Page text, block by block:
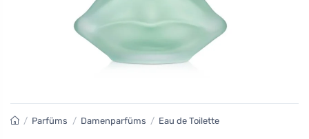
/ Parfüms / Damenparfüms / Eau de Toilette